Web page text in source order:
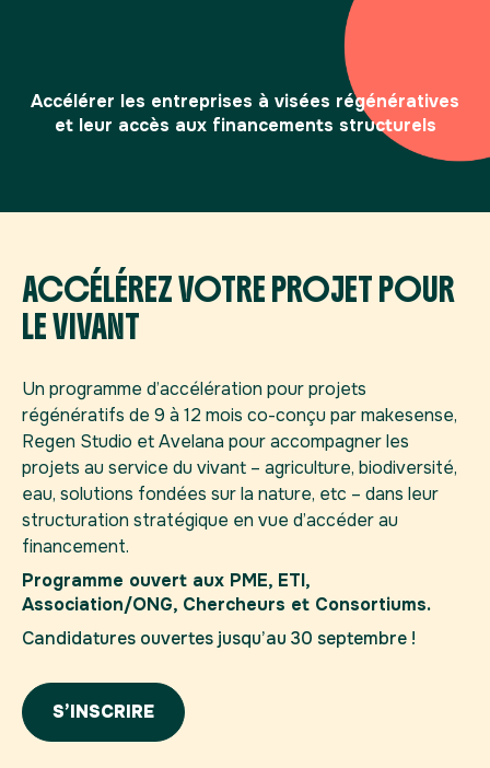
Accélérer les entreprises à visées régénératives
et leur accès aux financements structurels
ACCÉLÉREZ VOTRE PROJET POUR
LE VIVANT
Un programme d’accélération pour projets
régénératifs de 9 à 12 mois co-conçu par makesense,
Regen Studio et Avelana pour accompagner les
projets au service du vivant – agriculture, biodiversité,
eau, solutions fondées sur la nature, etc – dans leur
structuration stratégique en vue d’accéder au
financement.
Programme ouvert aux PME, ETI,
Association/ONG, Chercheurs et Consortiums.
Candidatures ouvertes jusqu’au 30 septembre !
S’INSCRIRE